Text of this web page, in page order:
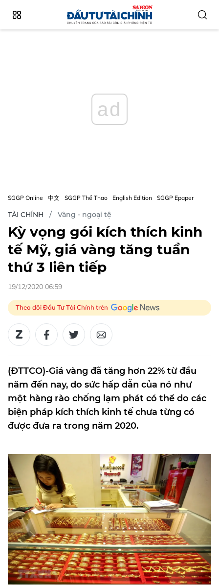
ad
SGGP Online 中文 SGGP Thể Thao English Edition SGGP Epaper
TÀI CHÍNH Vàng - ngoại tệ
Kỳ vọng gói kích thích kinh
tế Mỹ, giá vàng tăng tuần
thứ 3 liên tiếp
19/12/2020 06:59
Theo dõi Đầu Tư Tài Chính trên
(ĐTTCO)-Giá vàng đã tăng hơn 22% từ đầu
năm đến nay, do sức hấp dẫn của nó như
một hàng rào chống lạm phát có thể do các
biện pháp kích thích kinh tế chưa từng có
được đưa ra trong năm 2020.